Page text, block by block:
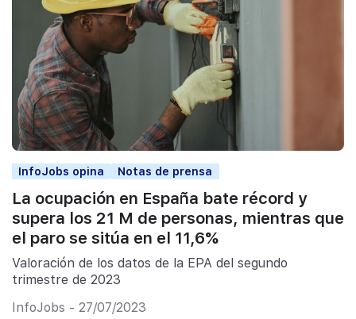
InfoJobs opina Notas de prensa
La ocupación en España bate récord y
supera los 21 M de personas, mientras que
el paro se sitúa en el 11,6%
Valoración de los datos de la EPA del segundo
trimestre de 2023
InfoJobs - 27/07/2023